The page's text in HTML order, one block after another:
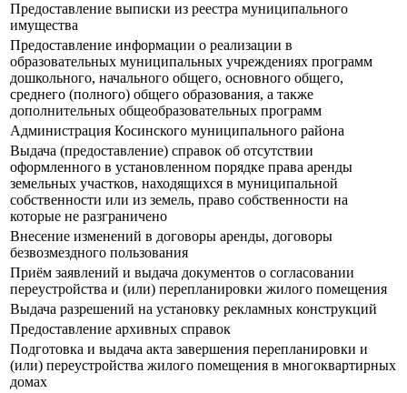
Предоставление выписки из реестра муниципального
имущества
Предоставление информации о реализации в
образовательных муниципальных учреждениях программ
дошкольного, начального общего, основного общего,
среднего (полного) общего образования, а также
дополнительных общеобразовательных программ
Администрация Косинского муниципального района
Выдача (предоставление) справок об отсутствии
оформленного в установленном порядке права аренды
земельных участков, находящихся в муниципальной
собственности или из земель, право собственности на
которые не разграничено
Внесение изменений в договоры аренды, договоры
безвозмездного пользования
Приём заявлений и выдача документов о согласовании
переустройства и (или) перепланировки жилого помещения
Выдача разрешений на установку рекламных конструкций
Предоставление архивных справок
Подготовка и выдача акта завершения перепланировки и
(или) переустройства жилого помещения в многоквартирных
домах